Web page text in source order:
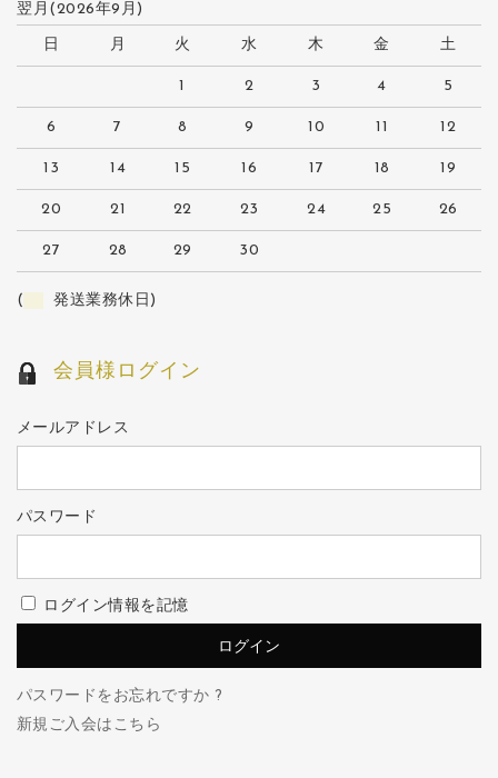
翌月(2026年9月)
日 月 火 水 木 金 土
1 2 3 4 5
6 7 8 9 10 11 12
13 14 15 16 17 18 19
20 21 22 23 24 25 26
27 28 29 30
( 発送業務休日)
会員様ログイン
メールアドレス
パスワード
ログイン情報を記憶
パスワードをお忘れですか ?
新規ご入会はこちら